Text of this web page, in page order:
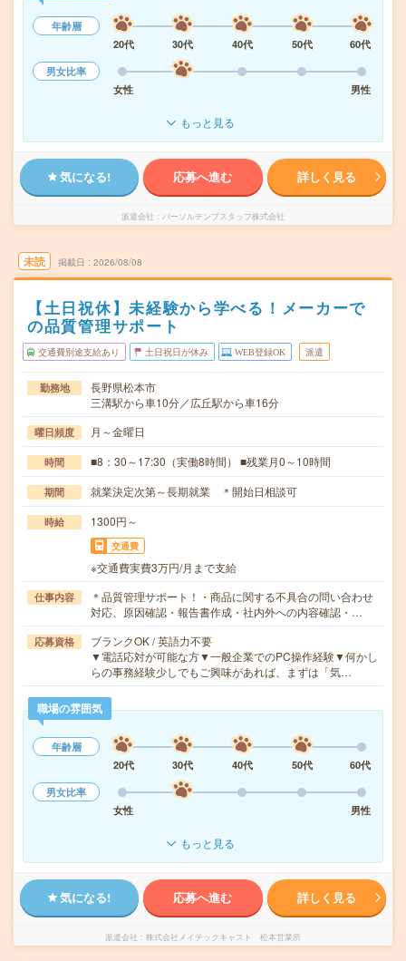
年齢層
20代
30代 40代 50代
60代
男女比率
女性
男性
もっと見る
気になる! 応募へ進む 詳しく見る
派遣会社 パーソルテンプスタッフ株式会社
未読 掲載日 2026/08/08
【土日祝休】未経験から学べる！メーカーで
の品質管理サポート
交通費別途支給あり 土日祝日が休み WEB登録OK 派遣
勤務地
長野県松本市
三溝駅から車10分／広丘駅から車16分
曜日頻度 月～金曜日
時間 ■8：30～17:30（実働8時間） ■残業月0～10時間
期間 就業決定次第～長期就業 ＊開始日相談可
時給 1300円～
交通費
※交通費実費3万円/月まで支給
仕事内容
＊品質管理サポート！・商品に関する不具合の問い合わせ
対応、原因確認・報告書作成・社内外への内容確認・…
応募資格
ブランクOK / 英語力不要
▼電話応対が可能な方▼一般企業でのPC操作経験▼何かし
らの事務経験少しでもご興味があれば、まずは「気…
職場の雰囲気
年齢層
20代
30代 40代 50代
60代
男女比率
女性
男性
もっと見る
気になる! 応募へ進む 詳しく見る
派遣会社 株式会社メイテックキャスト 松本営業所